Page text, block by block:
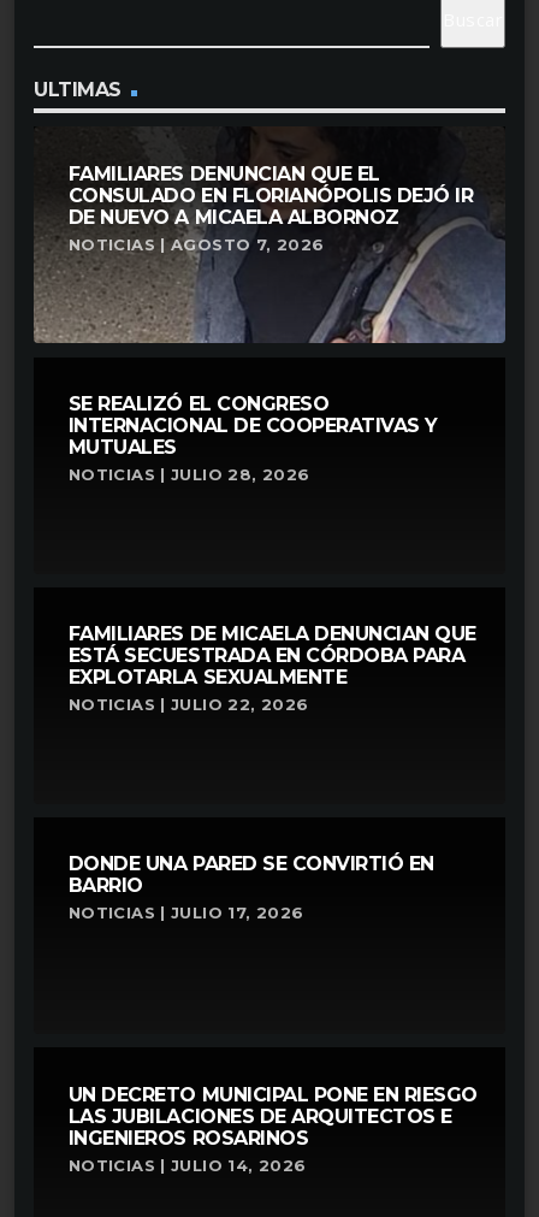
ULTIMAS
FAMILIARES DENUNCIAN QUE EL
CONSULADO EN FLORIANÓPOLIS DEJÓ IR
DE NUEVO A MICAELA ALBORNOZ
NOTICIAS | AGOSTO 7, 2026
SE REALIZÓ EL CONGRESO
INTERNACIONAL DE COOPERATIVAS Y
MUTUALES
NOTICIAS | JULIO 28, 2026
FAMILIARES DE MICAELA DENUNCIAN QUE
ESTÁ SECUESTRADA EN CÓRDOBA PARA
EXPLOTARLA SEXUALMENTE
NOTICIAS | JULIO 22, 2026
DONDE UNA PARED SE CONVIRTIÓ EN
BARRIO
NOTICIAS | JULIO 17, 2026
UN DECRETO MUNICIPAL PONE EN RIESGO
LAS JUBILACIONES DE ARQUITECTOS E
INGENIEROS ROSARINOS
NOTICIAS | JULIO 14, 2026